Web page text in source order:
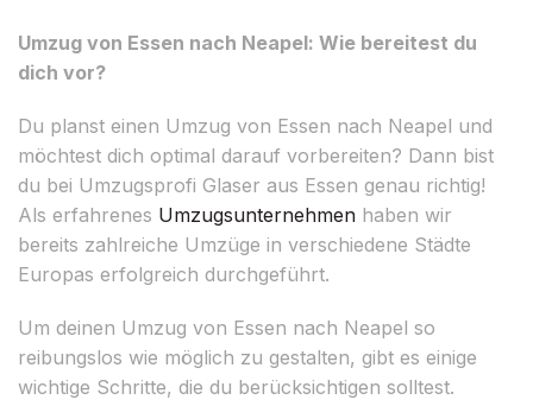
Umzug von Essen nach Neapel: Wie bereitest du
dich vor?
Du planst einen Umzug von Essen nach Neapel und
möchtest dich optimal darauf vorbereiten? Dann bist
du bei Umzugsprofi Glaser aus Essen genau richtig!
Als erfahrenes Umzugsunternehmen haben wir
bereits zahlreiche Umzüge in verschiedene Städte
Europas erfolgreich durchgeführt.
Um deinen Umzug von Essen nach Neapel so
reibungslos wie möglich zu gestalten, gibt es einige
wichtige Schritte, die du berücksichtigen solltest.